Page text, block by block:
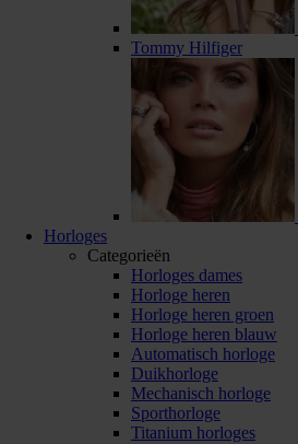
Tommy Hilfiger
Horloges
Categorieën
Horloges dames
Horloge heren
Horloge heren groen
Horloge heren blauw
Automatisch horloge
Duikhorloge
Mechanisch horloge
Sporthorloge
Titanium horloges